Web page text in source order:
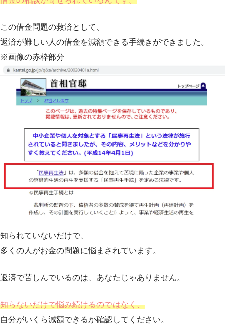
この借金問題の救済として、
返済が難しい人の借金を減額できる手続きができました。
※画像の赤枠部分
知られていないだけで、
多くの人がお金の問題に悩まされています。
返済で苦しんでいるのは、あなたじゃありません。
知らないだけで悩み続けるのではなく、
自分がいくら減額できるか確認してください。